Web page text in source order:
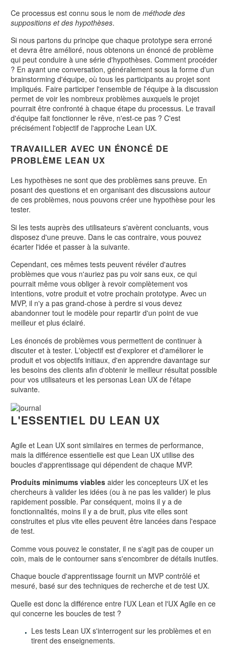
Ce processus est connu sous le nom de méthode des
suppositions et des hypothèses.
Si nous partons du principe que chaque prototype sera erroné
et devra être amélioré, nous obtenons un énoncé de problème
qui peut conduire à une série d'hypothèses. Comment procéder
? En ayant une conversation, généralement sous la forme d'un
brainstorming d'équipe, où tous les participants au projet sont
impliqués. Faire participer l'ensemble de l'équipe à la discussion
permet de voir les nombreux problèmes auxquels le projet
pourrait être confronté à chaque étape du processus. Le travail
d'équipe fait fonctionner le rêve, n'est-ce pas ? C'est
précisément l'objectif de l'approche Lean UX.
TRAVAILLER AVEC UN ÉNONCÉ DE
PROBLÈME LEAN UX
Les hypothèses ne sont que des problèmes sans preuve. En
posant des questions et en organisant des discussions autour
de ces problèmes, nous pouvons créer une hypothèse pour les
tester.
Si les tests auprès des utilisateurs s'avèrent concluants, vous
disposez d'une preuve. Dans le cas contraire, vous pouvez
écarter l'idée et passer à la suivante.
Cependant, ces mêmes tests peuvent révéler d'autres
problèmes que vous n'auriez pas pu voir sans eux, ce qui
pourrait même vous obliger à revoir complètement vos
intentions, votre produit et votre prochain prototype. Avec un
MVP, il n'y a pas grand-chose à perdre si vous devez
abandonner tout le modèle pour repartir d'un point de vue
meilleur et plus éclairé.
Les énoncés de problèmes vous permettent de continuer à
discuter et à tester. L'objectif est d'explorer et d'améliorer le
produit et vos objectifs initiaux, d'en apprendre davantage sur
les besoins des clients afin d'obtenir le meilleur résultat possible
pour vos utilisateurs et les personas Lean UX de l'étape
suivante.
L'ESSENTIEL DU LEAN UX
Agile et Lean UX sont similaires en termes de performance,
mais la différence essentielle est que Lean UX utilise des
boucles d'apprentissage qui dépendent de chaque MVP.
Produits minimums viables aider les concepteurs UX et les
chercheurs à valider les idées (ou à ne pas les valider) le plus
rapidement possible. Par conséquent, moins il y a de
fonctionnalités, moins il y a de bruit, plus vite elles sont
construites et plus vite elles peuvent être lancées dans l'espace
de test.
Comme vous pouvez le constater, il ne s'agit pas de couper un
coin, mais de le contourner sans s'encombrer de détails inutiles.
Chaque boucle d'apprentissage fournit un MVP contrôlé et
mesuré, basé sur des techniques de recherche et de test UX.
Quelle est donc la différence entre l'UX Lean et l'UX Agile en ce
qui concerne les boucles de test ?
Les tests Lean UX s'interrogent sur les problèmes et en
tirent des enseignements.